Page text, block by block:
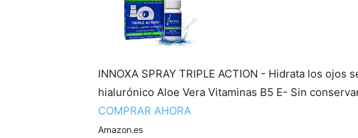
INNOXA SPRAY TRIPLE ACTION - Hidrata los
hialurónico Aloe Vera Vitaminas B5 E- Sin
COMPRAR AHORA
Amazon.es